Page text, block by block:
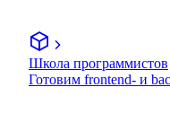
Школа программистов
Готовим frontend- и